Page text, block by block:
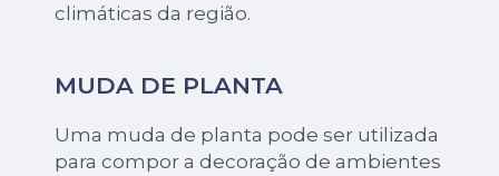
climáticas da região.
MUDA DE PLANTA
Uma muda de planta pode ser utilizada
para compor a decoração de ambientes